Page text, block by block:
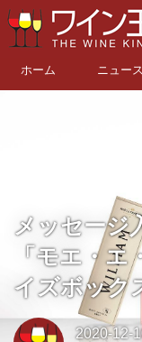
ホーム ニュース
メッセージ
「モエ・
イズボック
2020-12-